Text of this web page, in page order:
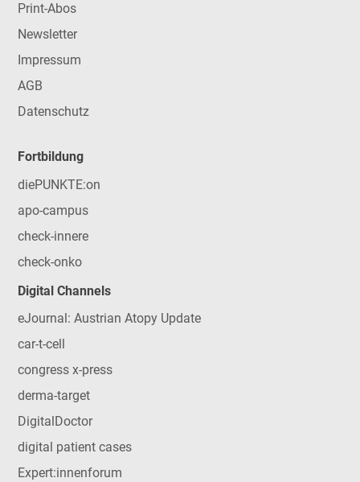
Print-Abos
Newsletter
Impressum
AGB
Datenschutz
Fortbildung
diePUNKTE:on
apo-campus
check-innere
check-onko
Digital Channels
eJournal: Austrian Atopy Update
car-t-cell
congress x-press
derma-target
DigitalDoctor
digital patient cases
Expert:innenforum